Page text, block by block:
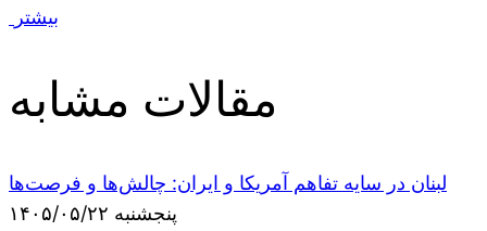
بیشتر
مقالات مشابه
لبنان در سایه تفاهم آمریکا و ایران: چالش‌ها و فرصت‌ها
پنجشنبه ۱۴۰۵/۰۵/۲۲